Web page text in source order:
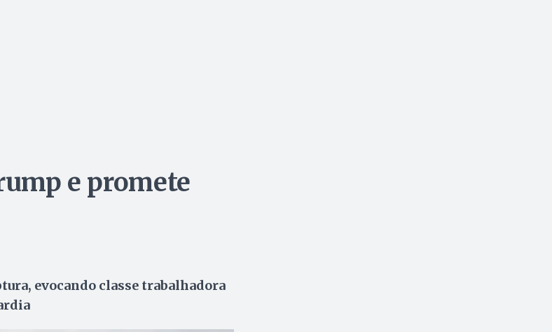
e promete
evocando classe trabalhadora